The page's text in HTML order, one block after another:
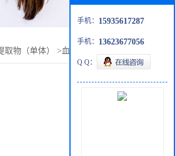
取物（单体） > 血竭素 400603-95-4
手机： 15935617287
手机： 13623677056
Q Q：